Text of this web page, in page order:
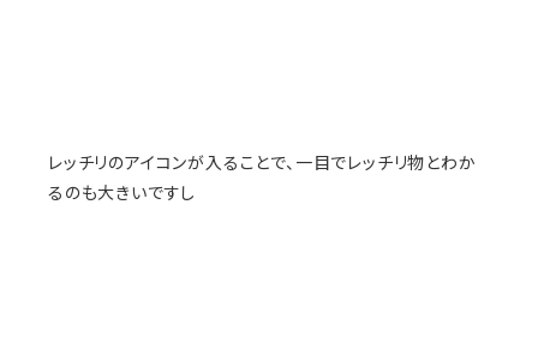
レッチリのアイコンが入ることで、一目でレッチリ物とわか
るのも大きいですし